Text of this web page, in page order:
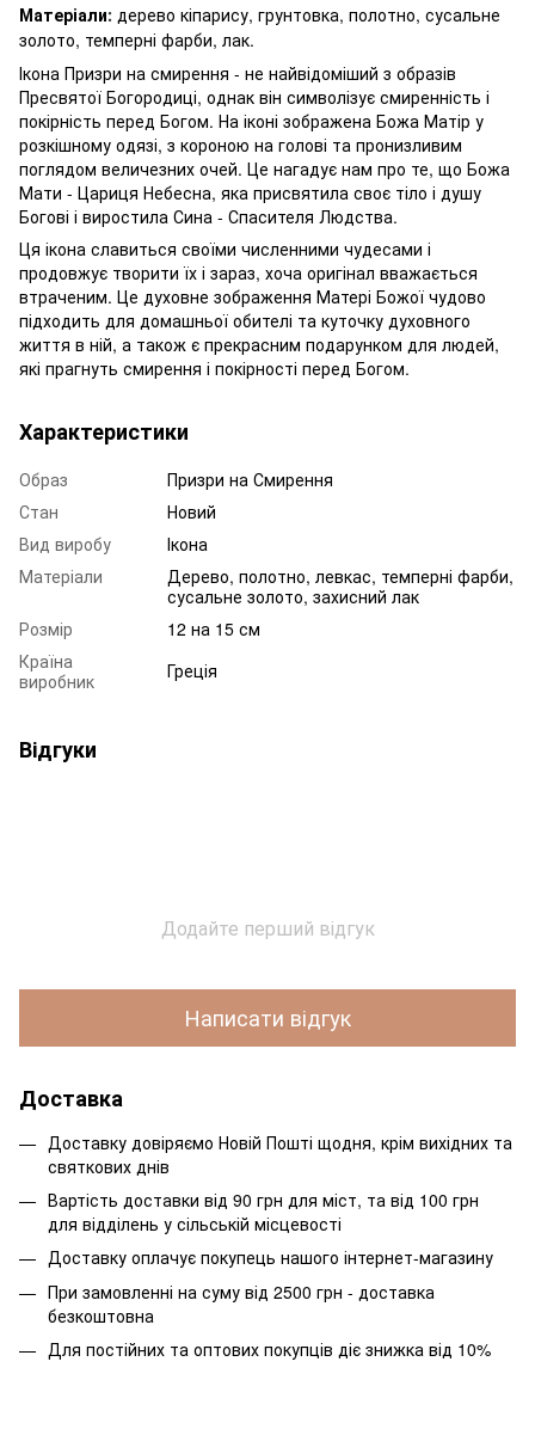
Матеріали: дерево кіпарису, грунтовка, полотно, сусальне
золото, темперні фарби, лак.
Ікона Призри на смирення - не найвідоміший з образів
Пресвятої Богородиці, однак він символізує смиренність і
покірність перед Богом. На іконі зображена Божа Матір у
розкішному одязі, з короною на голові та пронизливим
поглядом величезних очей. Це нагадує нам про те, що Божа
Мати - Цариця Небесна, яка присвятила своє тіло і душу
Богові і виростила Сина - Спасителя Людства.
Ця ікона славиться своїми численними чудесами і
продовжує творити їх і зараз, хоча оригінал вважається
втраченим. Це духовне зображення Матері Божої чудово
підходить для домашньої обителі та куточку духовного
життя в ній, а також є прекрасним подарунком для людей,
які прагнуть смирення і покірності перед Богом.
Характеристики
Образ
Призри на Смирення
Стан
Новий
Вид виробу
Ікона
Матеріали
Дерево, полотно, левкас, темперні фарби,
сусальне золото, захисний лак
Розмір
12 на 15 см
Країна
виробник
Греція
Відгуки
Додайте перший відгук
Написати відгук
Доставка
Доставку довіряємо Новій Пошті щодня, крім вихідних та
святкових днів
Вартість доставки від 90 грн для міст, та від 100 грн
для відділень у сільській місцевості
Доставку оплачує покупець нашого інтернет-магазину
При замовленні на суму від 2500 грн - доставка
безкоштовна
Для постійних та оптових покупців діє знижка від 10%